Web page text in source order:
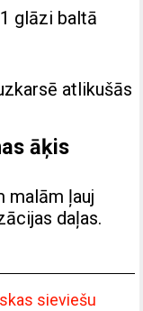
glāzi baltā
atlikušās
āķis
malām ļauj
daļas.
sieviešu